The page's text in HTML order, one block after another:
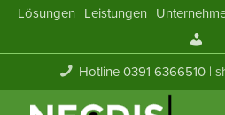
Lösungen Leistungen
Hotline 0391 6366510 |